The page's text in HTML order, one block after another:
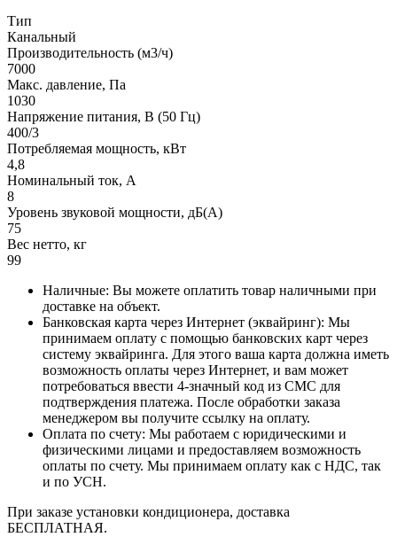
Тип
Канальный
Производительность (м3/ч)
7000
Макс. давление, Па
1030
Напряжение питания, В (50 Гц)
400/3
Потребляемая мощность, кВт
4,8
Номинальный ток, А
8
Уровень звуковой мощности, дБ(А)
75
Вес нетто, кг
99
Наличные: Вы можете оплатить товар наличными при
доставке на объект.
Банковская карта через Интернет (эквайринг): Мы
принимаем оплату с помощью банковских карт через
систему эквайринга. Для этого ваша карта должна иметь
возможность оплаты через Интернет, и вам может
потребоваться ввести 4-значный код из СМС для
подтверждения платежа. После обработки заказа
менеджером вы получите ссылку на оплату.
Оплата по счету: Мы работаем с юридическими и
физическими лицами и предоставляем возможность
оплаты по счету. Мы принимаем оплату как с НДС, так
и по УСН.
При заказе установки кондиционера, доставка
БЕСПЛАТНАЯ.